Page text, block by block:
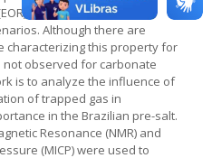
and Capture, Use, and
Although there are
characterizing this property for
not observed for carbonate
is to analyze the influence of
of trapped gas in
in the Brazilian pre-salt.
Resonance (NMR) and
(MICP) were used to